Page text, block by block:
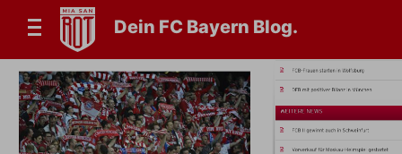
Dein FC Bayern Blog.